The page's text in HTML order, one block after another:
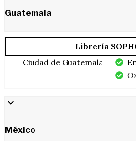
Guatemala
Librería
Ciudad de Guatemala
México